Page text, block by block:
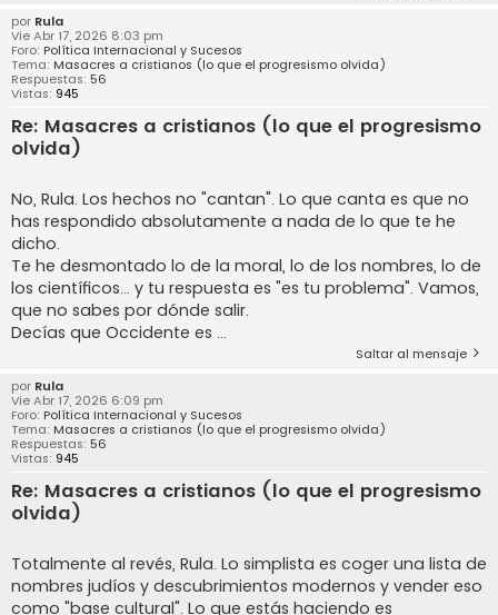
por Rula
Vie Abr 17, 2026 8:03 pm
Foro: Política Internacional y Sucesos
Tema: Masacres a cristianos (lo que el progresismo olvida)
Respuestas: 56
Vistas: 945
Re: Masacres a cristianos (lo que el progresismo
olvida)
No, Rula. Los hechos no "cantan". Lo que canta es que no
has respondido absolutamente a nada de lo que te he
dicho.
Te he desmontado lo de la moral, lo de los nombres, lo de
los científicos… y tu respuesta es "es tu problema". Vamos,
que no sabes por dónde salir.
Decías que Occidente es ...
Saltar al mensaje
por Rula
Vie Abr 17, 2026 6:09 pm
Foro: Política Internacional y Sucesos
Tema: Masacres a cristianos (lo que el progresismo olvida)
Respuestas: 56
Vistas: 945
Re: Masacres a cristianos (lo que el progresismo
olvida)
Totalmente al revés, Rula. Lo simplista es coger una lista de
nombres judíos y descubrimientos modernos y vender eso
como "base cultural". Lo que estás haciendo es